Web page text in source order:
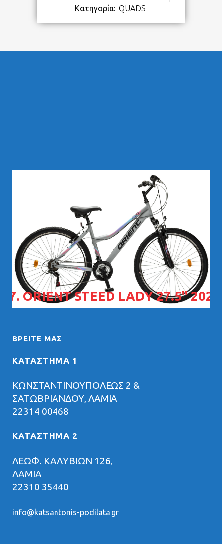
Κατηγορία: QUADS
07. ORIENT STEED LADY 27.5" 2026
ΒΡΕΊΤΕ ΜΑΣ
ΚΑΤΑΣΤΗΜΑ 1
ΚΩΝΣΤΑΝΤΙΝΟΥΠΟΛΕΩΣ 2 &
ΣΑΤΩΒΡΙΑΝΔΟΥ, ΛΑΜΙΑ
22314 00468
ΚΑΤΑΣΤΗΜΑ 2
ΛΕΩΦ. ΚΑΛΥΒΙΩΝ 126,
ΛΑΜΙΑ
22310 35440
info@katsantonis-podilata.gr